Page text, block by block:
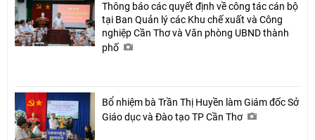
Thông báo các quyết định về công tác cán bộ
tại Ban Quản lý các Khu chế xuất và Công
nghiệp Cần Thơ và Văn phòng UBND thành
phố
Bổ nhiệm bà Trần Thị Huyền làm Giám đốc Sở
Giáo dục và Đào tạo TP Cần Thơ